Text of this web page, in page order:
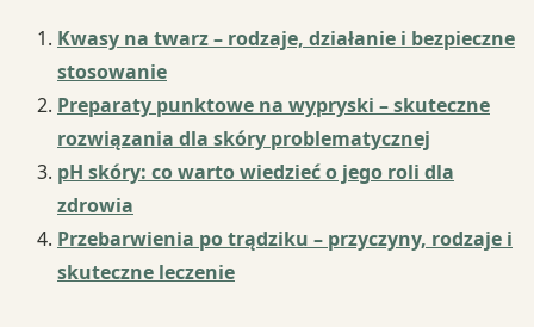
Kwasy na twarz – rodzaje, działanie i bezpieczne
stosowanie
Preparaty punktowe na wypryski – skuteczne
rozwiązania dla skóry problematycznej
pH skóry: co warto wiedzieć o jego roli dla
zdrowia
Przebarwienia po trądziku – przyczyny, rodzaje i
skuteczne leczenie